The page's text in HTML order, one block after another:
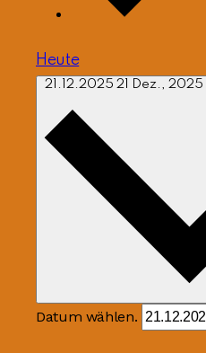
Heute
21.12.2025 21 Dez., 2025
Datum wählen.